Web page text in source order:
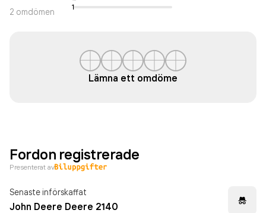
2 omdömen
1
Lämna ett omdöme
Fordon registrerade
Presenterat av
Senaste införskaffat
John Deere Deere 2140